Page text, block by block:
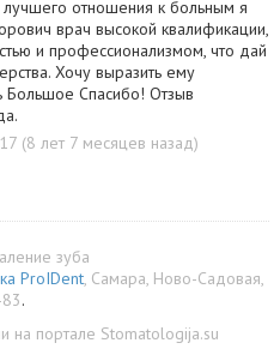
лучшего отношения к больным я
врач высокой квалификации,
и профессионализмом, что дай
Хочу выразить ему
Большое Спасибо! Отзыв
(8 лет 7 месяцев назад)
зуба
ProIDent, Самара, Ново-Садовая,
.
на портале Stomatologija.su